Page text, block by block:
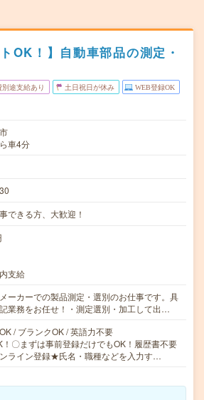
OK！】自動車部品の測定・
別途支給あり 土日祝日が休み WEB登録OK
車4分
できる方、大歓迎！
支給
ーカーでの製品測定・選別のお仕事です。具
業務をお任せ！・測定選別・加工して出…
/ ブランクOK / 英語力不要
〇まずは事前登録だけでもOK！履歴書不要
ライン登録★氏名・職種などを入力す…